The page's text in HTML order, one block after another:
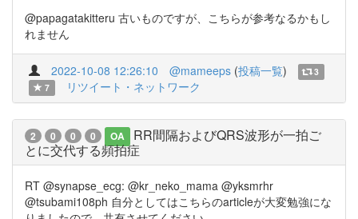
@papagatakitteru 古いものですが、こちらが参考なるかもし
れません
2022-10-08 12:26:10 @mameeps (投稿一覧)
3
7
リツイート・ネットワーク
2 0 0 0 OA
RR間隔およびQRS波形が一拍ご
とに交代する頻拍症
RT @synapse_ecg: @kr_neko_mama @yksmrhr
@tsubami108ph 自分としてはこちらのarticleが大変勉強にな